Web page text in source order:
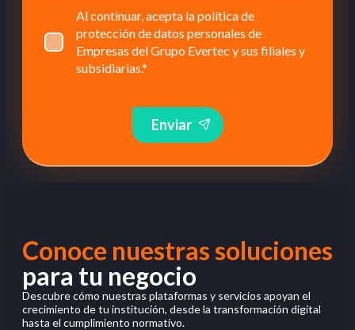
Al continuar, acepta la política de
protección de datos personales de
Empresas del Grupo Evertec y sus filiales y
subsidiarias.*
Enviar
Conoce nuestras soluciones
para tu negocio
Descubre cómo nuestras plataformas y servicios apoyan el
crecimiento de tu institución, desde la transformación digital
hasta el cumplimiento normativo.